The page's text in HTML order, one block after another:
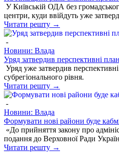
У Київській ОДА без
центри, куди ввійдуть уже
Читати решту →
-
Новини: Влада
Уряд затвердив перспективні
Уряд уже затвердив
субрегіонального рівня.
Читати решту →
-
Новини: Влада
Формувати нові райони буде
«До прийняття закону про
подання до Верховної Ради
Читати решту →